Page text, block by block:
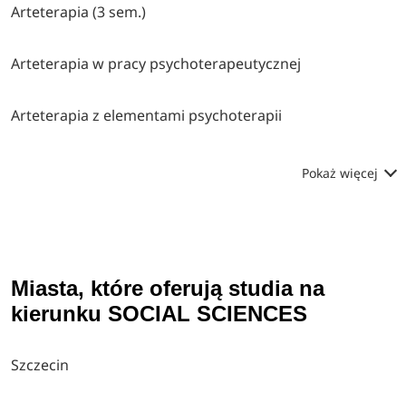
Arteterapia (3 sem.)
Arteterapia w pracy psychoterapeutycznej
Arteterapia z elementami psychoterapii
Pokaż więcej
Miasta, które oferują studia na
kierunku SOCIAL SCIENCES
Szczecin